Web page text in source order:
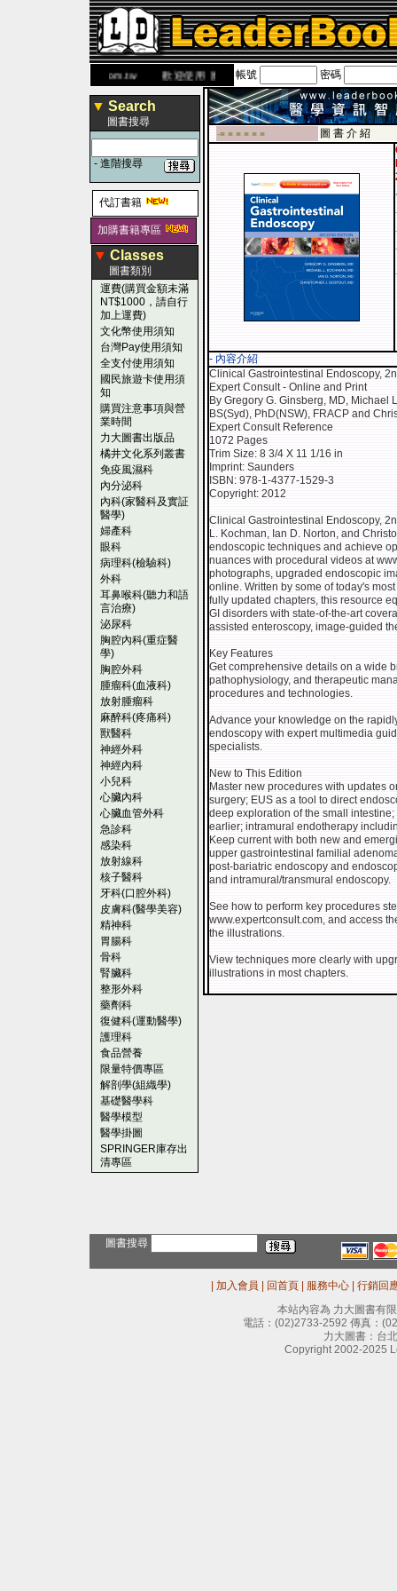
www.leaderbook.com.tw歡迎使用 國民旅遊卡！！
帳號 密碼
▼ Search
圖書搜尋
- 進階搜尋
代訂書籍
加購書籍專區
▼ Classes
圖書類別
運費(購買金額未滿
NT$1000，請自行
加上運費)
文化幣使用須知
台灣Pay使用須知
全支付使用須知
國民旅遊卡使用須
知
購買注意事項與營
業時間
力大圖書出版品
橘井文化系列叢書
免疫風濕科
內分泌科
內科(家醫科及實証
醫學)
婦產科
眼科
病理科(檢驗科)
外科
耳鼻喉科(聽力和語
言治療)
泌尿科
胸腔內科(重症醫
學)
胸腔外科
腫瘤科(血液科)
放射腫瘤科
麻醉科(疼痛科)
獸醫科
神經外科
神經內科
小兒科
心臟內科
心臟血管外科
急診科
感染科
放射線科
核子醫科
牙科(口腔外科)
皮膚科(醫學美容)
精神科
胃腸科
骨科
腎臟科
整形外科
藥劑科
復健科(運動醫學)
護理科
食品營養
限量特價專區
解剖學(組織學)
基礎醫學科
醫學模型
醫學掛圖
SPRINGER庫存出
清專區
-■ ■ ■ ■ ■ ■
圖 書 介 紹
- 內容介紹
Clinical Gastrointestinal Endoscopy,
Expert Consult - Online and Print
By Gregory G. Ginsberg, MD, Michael
BS(Syd), PhD(NSW), FRACP and
Expert Consult Reference
1072 Pages
Trim Size: 8 3/4 X 11 1/16 in
Imprint: Saunders
ISBN: 978-1-4377-1529-3
Copyright: 2012
Clinical Gastrointestinal Endoscopy,
L. Kochman, Ian D. Norton, and
endoscopic techniques and achieve
nuances with procedural videos at
photographs, upgraded endoscopic
online. Written by some of today's
fully updated chapters, this resource
GI disorders with state-of-the-art
assisted enteroscopy, image-guided
Key Features
Get comprehensive details on a wide
pathophysiology, and therapeutic
procedures and technologies.
Advance your knowledge on the
endoscopy with expert multimedia
specialists.
New to This Edition
Master new procedures with updates
surgery; EUS as a tool to direct
deep exploration of the small
earlier; intramural endotherapy
Keep current with both new and
upper gastrointestinal familial
post-bariatric endoscopy and
and intramural/transmural endoscopy.
See how to perform key procedures
www.expertconsult.com, and access
the illustrations.
View techniques more clearly with
illustrations in most chapters.
圖書搜尋
加入會員 回首頁 服務中心
行銷回
本站內容為 力大圖書有
電話： (02)2733-2592 傳真：
力大圖書：台
Copyright 2002-2025